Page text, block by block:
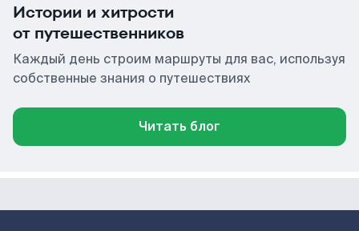
Истории и хитрости
от путешественников
Каждый день строим маршруты для вас, используя
собственные знания о путешествиях
Читать блог